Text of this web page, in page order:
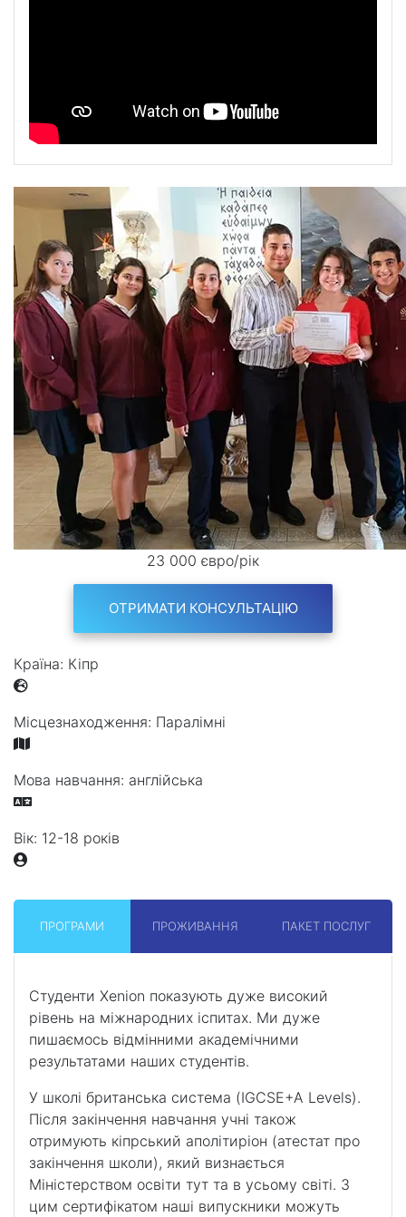
23 000 євро/рік
ОТРИМАТИ КОНСУЛЬТАЦІЮ
Країна: Кіпр
Місцезнаходження: Паралімні
Мова навчання: англійська
Вік: 12-18 років
ПРОГРАМИ ПРОЖИВАННЯ ПАКЕТ ПОСЛУГ
Студенти Xenion показують дуже високий
рівень на міжнародних іспитах. Ми дуже
пишаємось відмінними академічними
результатами наших студентів.
У школі британська система (IGCSE+A Levels).
Після закінчення навчання учні також
отримують кіпрський аполітиріон (атестат про
закінчення школи), який визнається
Міністерством освіти тут та в усьому світі. З
цим сертифікатом наші випускники можуть